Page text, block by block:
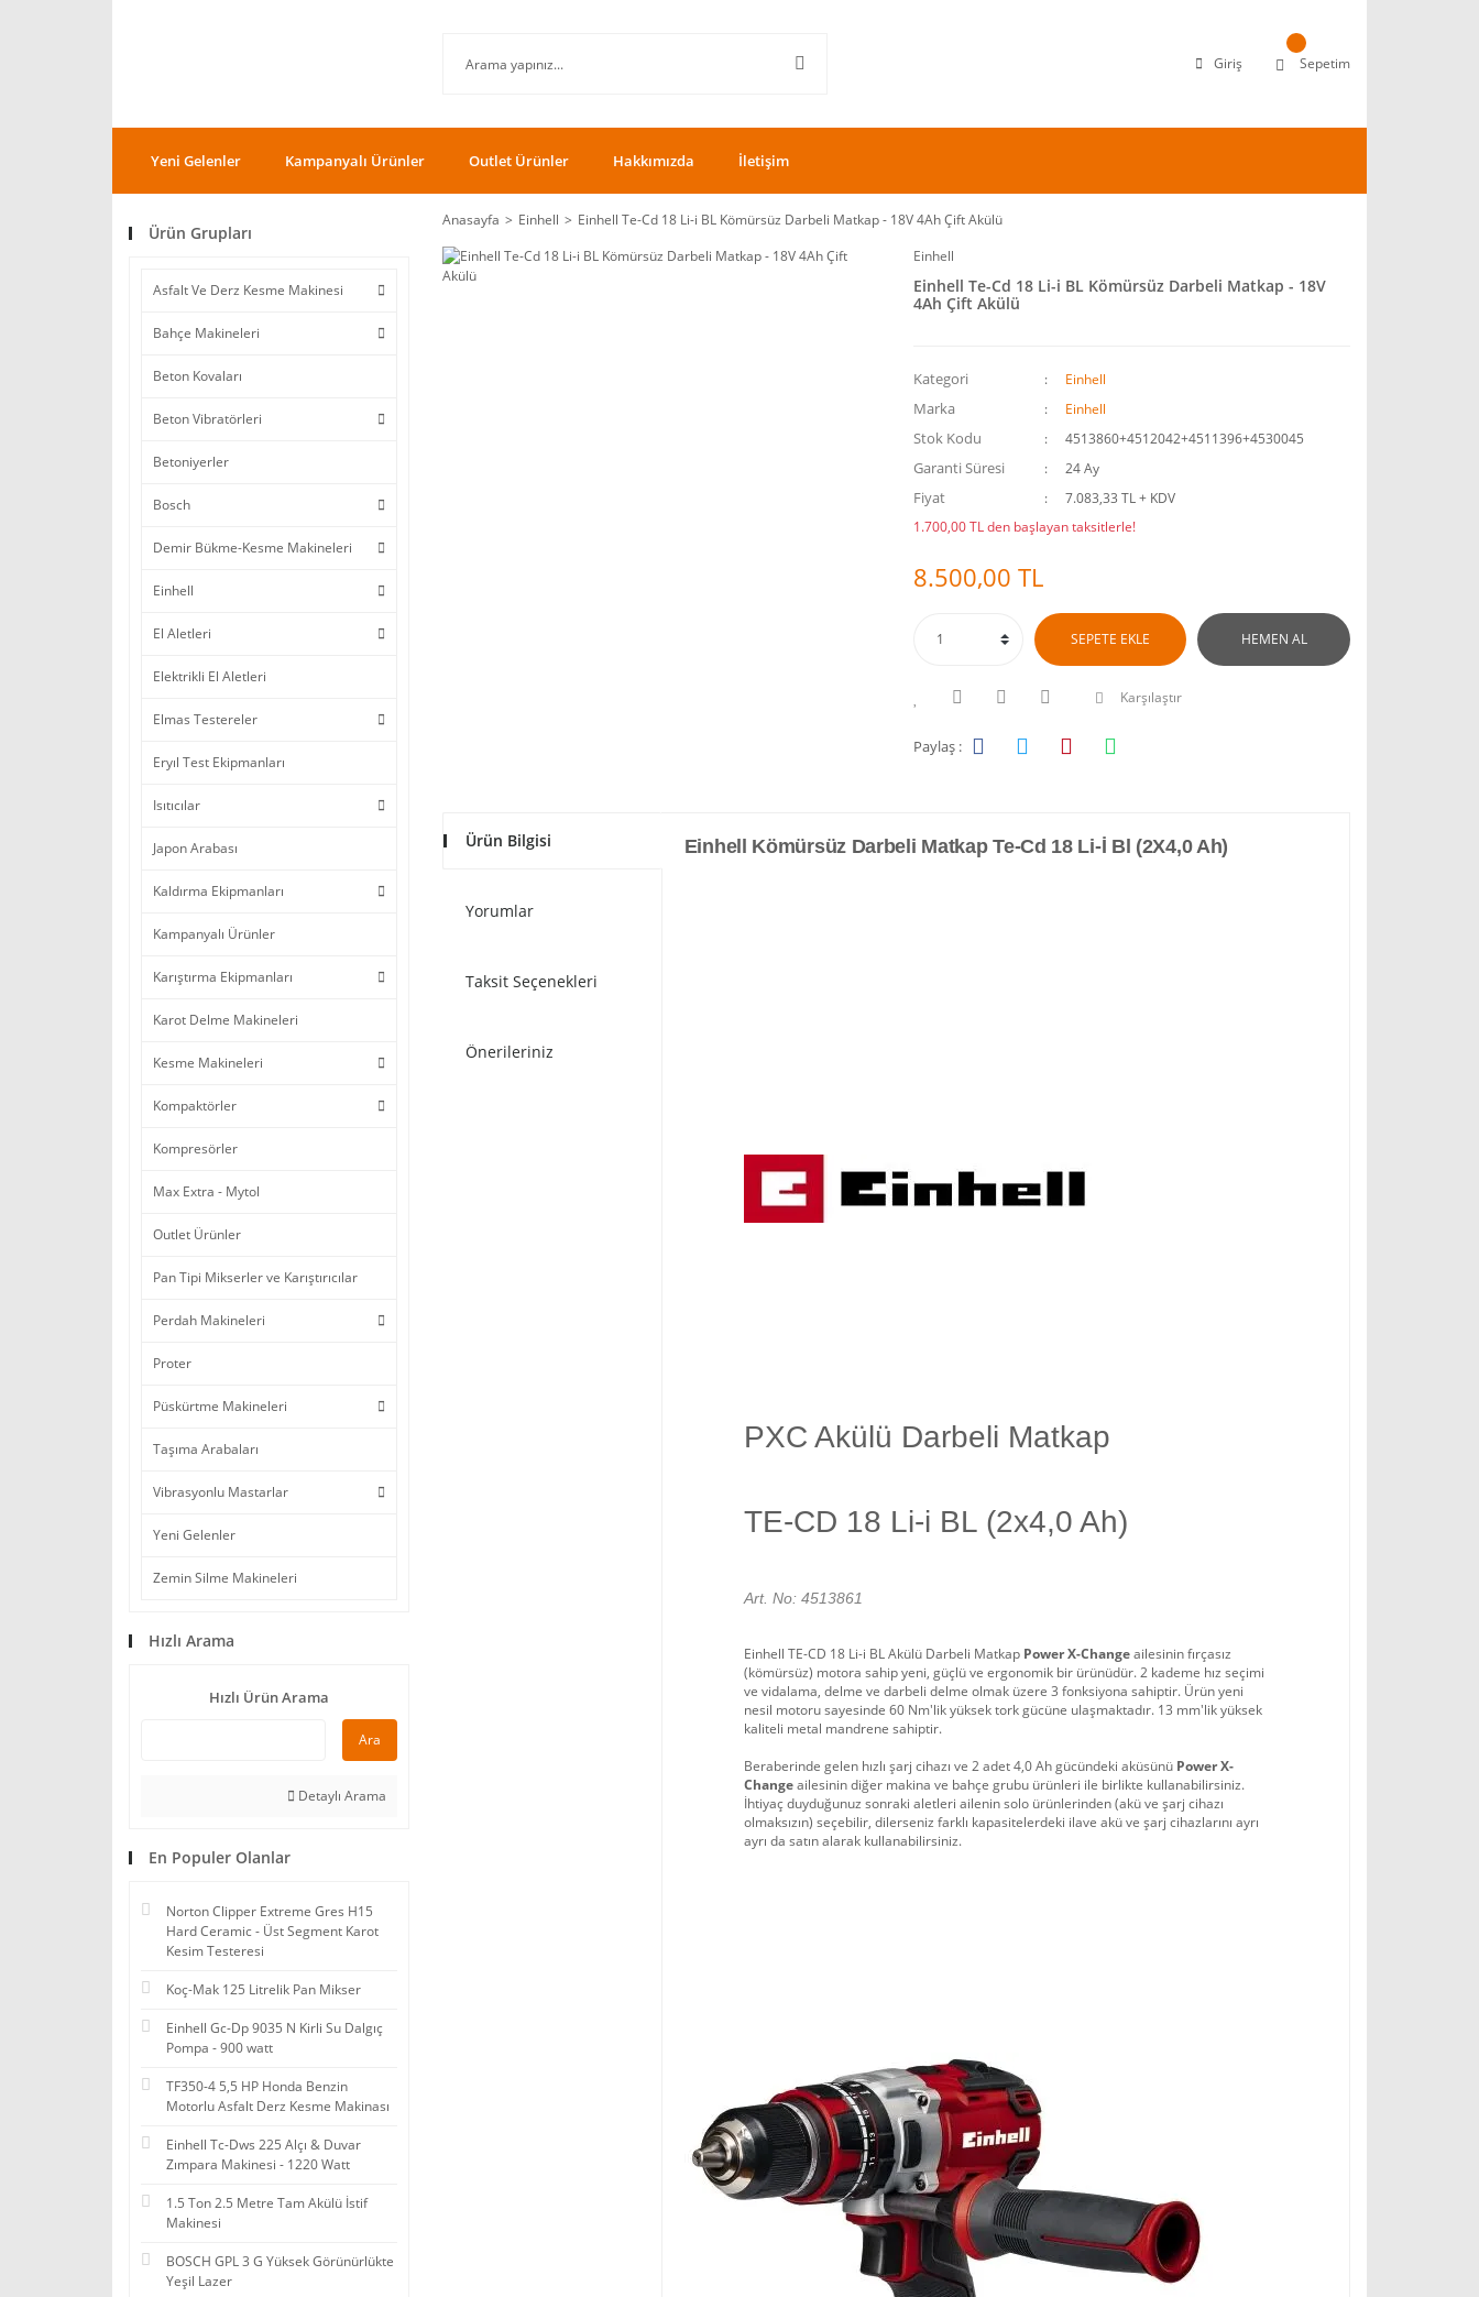
Giriş Sepetim
Yeni Gelenler Kampanyalı Ürünler Outlet Ürünler Hakkımızda İletişim
Ürün Grupları
Asfalt Ve Derz Kesme Makinesi
Bahçe Makineleri
Beton Kovaları
Beton Vibratörleri
Betoniyerler
Bosch
Demir Bükme-Kesme Makineleri
Einhell
El Aletleri
Elektrikli El Aletleri
Elmas Testereler
Eryıl Test Ekipmanları
Isıtıcılar
Japon Arabası
Kaldırma Ekipmanları
Kampanyalı Ürünler
Karıştırma Ekipmanları
Karot Delme Makineleri
Kesme Makineleri
Kompaktörler
Kompresörler
Max Extra - Mytol
Outlet Ürünler
Pan Tipi Mikserler ve Karıştırıcılar
Perdah Makineleri
Proter
Püskürtme Makineleri
Taşıma Arabaları
Vibrasyonlu Mastarlar
Yeni Gelenler
Zemin Silme Makineleri
Hızlı Arama
Hızlı Ürün Arama
Ara
Detaylı Arama
En Populer Olanlar
Norton Clipper Extreme Gres H15
Hard Ceramic - Üst Segment Karot
Kesim Testeresi
Koç-Mak 125 Litrelik Pan Mikser
Einhell Gc-Dp 9035 N Kirli Su Dalgıç
Pompa - 900 watt
TF350-4 5,5 HP Honda Benzin
Motorlu Asfalt Derz Kesme Makinası
Einhell Tc-Dws 225 Alçı & Duvar
Zımpara Makinesi - 1220 Watt
1.5 Ton 2.5 Metre Tam Akülü İstif
Makinesi
BOSCH GPL 3 G Yüksek Görünürlükte
Yeşil Lazer
Anasayfa Einhell
Einhell Te-Cd 18 Li-i BL Kömürsüz Darbeli Matkap - 18V 4Ah Çift Akülü
Einhell
Einhell Te-Cd 18 Li-i BL Kömürsüz Darbeli Matkap - 18V
4Ah Çift Akülü
Kategori Einhell
Marka Einhell
Stok Kodu 4513860+4512042+4511396+4530045
Garanti Süresi 24 Ay
Fiyat
7.083,33 TL + KDV
1.700,00 TL den başlayan taksitlerle!
8.500,00 TL
SEPETE EKLE HEMEN AL
Karşılaştır
Paylaş :
Ürün Bilgisi
Yorumlar
Taksit Seçenekleri
Önerileriniz
Einhell Kömürsüz Darbeli Matkap Te-Cd 18 Li-İ Bl (2X4,0 Ah)
PXC Akülü Darbeli Matkap
TE-CD 18 Li-i BL (2x4,0 Ah)
Art. No: 4513861
Einhell TE-CD 18 Li-i BL Akülü Darbeli Matkap Power X-Changeailesinin fırçasız
(kömürsüz) motora sahip yeni, güçlü ve ergonomik bir ürünüdür. 2 kademe hız seçimi
ve vidalama, delme ve darbeli delme olmak üzere 3 fonksiyona sahiptir. Ürün yeni
nesil motoru sayesinde 60 Nm'lik yüksek tork gücüne ulaşmaktadır. 13 mm'lik yüksek
kaliteli metal mandrene sahiptir.
Beraberinde gelen hızlı şarj cihazı ve 2 adet 4,0 Ah gücündeki aküsünü Power X-
Changeailesinin diğer makina ve bahçe grubu ürünleri ile birlikte kullanabilirsiniz.
İhtiyaç duyduğunuz sonraki aletleri ailenin solo ürünlerinden (akü ve şarj cihazı
olmaksızın) seçebilir, dilerseniz farklı kapasitelerdeki ilave akü ve şarj cihazlarını ayrı
ayrı da satın alarak kullanabilirsiniz.